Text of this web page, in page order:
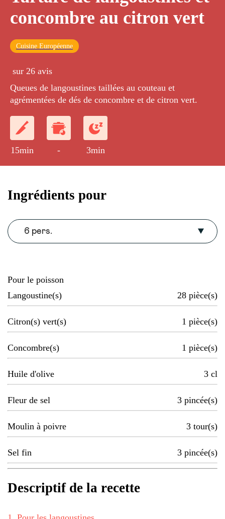
concombre au citron vert
Cuisine Européenne
sur 26 avis
Queues de langoustines taillées au couteau et
agrémentées de dés de concombre et de citron vert.
15min - 3min
Ingrédients pour
6 pers.
Pour le poisson
Langoustine(s)
28 pièce(s)
Citron(s) vert(s) 1 pièce(s)
Concombre(s) 1 pièce(s)
Huile d'olive 3 cl
Fleur de sel 3 pincée(s)
Moulin à poivre 3 tour(s)
Sel fin 3 pincée(s)
Descriptif de la recette